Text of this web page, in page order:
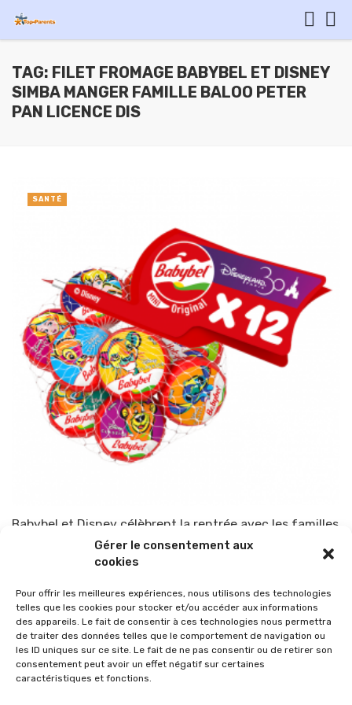
Gérer le consentement aux
cookies
Pour offrir les meilleures expériences, nous utilisons des technologies
telles que les cookies pour stocker et/ou accéder aux informations
des appareils. Le fait de consentir à ces technologies nous permettra
de traiter des données telles que le comportement de navigation ou
les ID uniques sur ce site. Le fait de ne pas consentir ou de retirer son
consentement peut avoir un effet négatif sur certaines
caractéristiques et fonctions.
TAG: FILET FROMAGE BABYBEL ET DISNEY
SIMBA MANGER FAMILLE BALOO PETER
PAN LICENCE DIS
Babybel et Disney célèbrent la rentrée avec les familles
TOP-PARENTS 4 septembre 2022
SANTÉ